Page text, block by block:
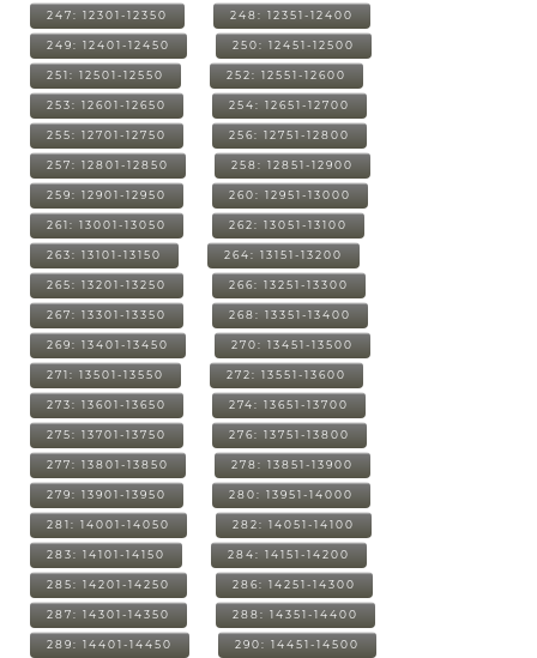
247: 12301-12350 248: 12351-12400
249: 12401-12450 250: 12451-12500
251: 12501-12550 252: 12551-12600
253: 12601-12650 254: 12651-12700
255: 12701-12750 256: 12751-12800
257: 12801-12850 258: 12851-12900
259: 12901-12950 260: 12951-13000
261: 13001-13050 262: 13051-13100
263: 13101-13150 264: 13151-13200
265: 13201-13250 266: 13251-13300
267: 13301-13350 268: 13351-13400
269: 13401-13450 270: 13451-13500
271: 13501-13550 272: 13551-13600
273: 13601-13650 274: 13651-13700
275: 13701-13750 276: 13751-13800
277: 13801-13850 278: 13851-13900
279: 13901-13950 280: 13951-14000
281: 14001-14050 282: 14051-14100
283: 14101-14150 284: 14151-14200
285: 14201-14250 286: 14251-14300
287: 14301-14350 288: 14351-14400
289: 14401-14450 290: 14451-14500